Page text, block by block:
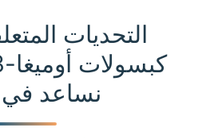
التحديات
نساعد في